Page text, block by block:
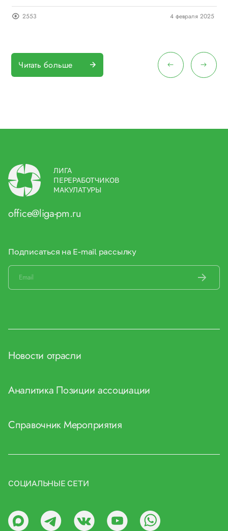
2553 4 февраля 2025
Читать больше
ЛИГА
ПЕРЕРАБОТЧИКОВ
МАКУЛАТУРЫ
office@liga-pm.ru
Подписаться на E-mail рассылку
Новости отрасли
Аналитика Позиции ассоциации
СправочникМероприятия
СОЦИАЛЬНЫЕ СЕТИ